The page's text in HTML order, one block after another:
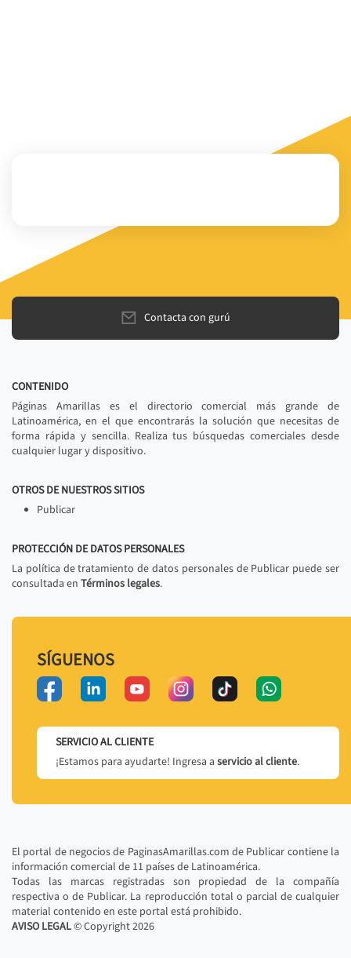
Contacta con gurú
CONTENIDO
Páginas Amarillas es el directorio comercial más grande de
Latinoamérica, en el que encontrarás la solución que necesitas de
forma rápida y sencilla. Realiza tus búsquedas comerciales desde
cualquier lugar y dispositivo.
OTROS DE NUESTROS SITIOS
Publicar
PROTECCIÓN DE DATOS PERSONALES
La política de tratamiento de datos personales de Publicar puede ser
consultada en Términos legales.
SÍGUENOS
SERVICIO AL CLIENTE
¡Estamos para ayudarte! Ingresa a servicio al cliente.
El portal de negocios de PaginasAmarillas.com de Publicar contiene la
información comercial de 11 países de Latinoamérica.
Todas las marcas registradas son propiedad de la compañía
respectiva o de Publicar. La reproducción total o parcial de cualquier
material contenido en este portal está prohibido.
AVISO LEGAL© Copyright2026